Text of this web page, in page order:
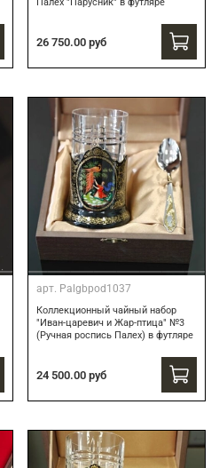
26 750.00 руб
арт. Palgbpod1037
Коллекционный чайный набор
"Иван-царевич и Жар-птица" №3
(Ручная роспись Палех) в футляре
24 500.00 руб